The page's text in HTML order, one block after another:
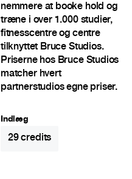
nemmere at booke hold og
træne i over 1.000 studier,
fitnesscentre og centre
tilknyttet Bruce Studios.
Priserne hos Bruce Studios
matcher hvert
partnerstudios egne priser.
Indlæg
29credits